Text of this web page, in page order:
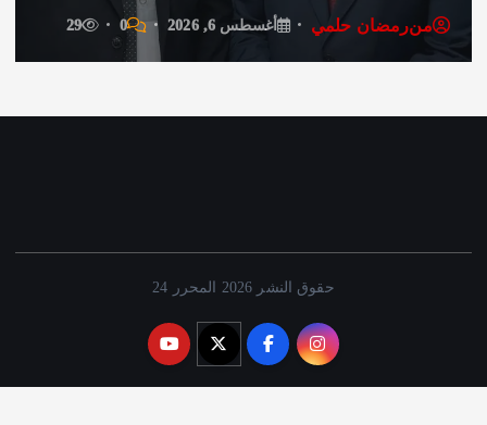
رمضان حلمي أغسطس 6, 2026 0
29
حقوق النشر 2026 المحرر 24